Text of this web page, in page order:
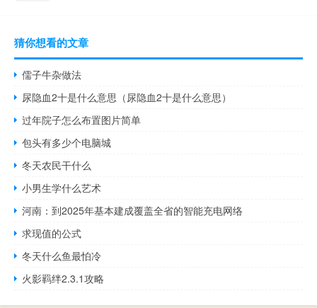
猜你想看的文章
儒子牛杂做法
尿隐血2十是什么意思（尿隐血2十是什么意思）
过年院子怎么布置图片简单
包头有多少个电脑城
冬天农民干什么
小男生学什么艺术
河南：到2025年基本建成覆盖全省的智能充电网络
求现值的公式
冬天什么鱼最怕冷
火影羁绊2.3.1攻略